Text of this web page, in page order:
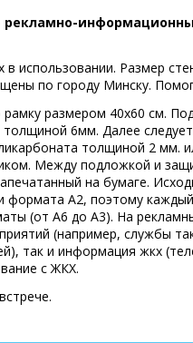
использовании. Размер
по городу Минску.
размером 40х60 см.
6мм. Далее
толщиной 2 мм.
Между подложкой и
на бумаге.
формата А2, поэтому
(от А6 до А3). На
(например, службы
так и информация жкх
с ЖКХ.